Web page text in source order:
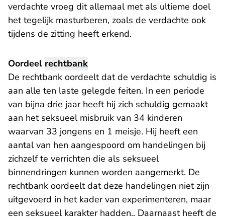
verdachte vroeg dit allemaal met als ultieme doel
het tegelijk masturberen, zoals de verdachte ook
tijdens de zitting heeft erkend.
Oordeel rechtbank
De rechtbank oordeelt dat de verdachte schuldig is
aan alle ten laste gelegde feiten. In een periode
van bijna drie jaar heeft hij zich schuldig gemaakt
aan het seksueel misbruik van 34 kinderen
waarvan 33 jongens en 1 meisje. Hij heeft een
aantal van hen aangespoord om handelingen bij
zichzelf te verrichten die als seksueel
binnendringen kunnen worden aangemerkt. De
rechtbank oordeelt dat deze handelingen niet zijn
uitgevoerd in het kader van experimenteren, maar
een seksueel karakter hadden.. Daarnaast heeft de